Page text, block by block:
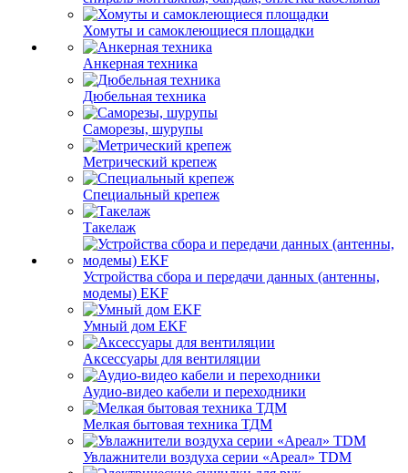
Хомуты и самоклеющиеся площадки
Анкерная техника
Дюбельная техника
Саморезы, шурупы
Метрический крепеж
Специальный крепеж
Такелаж
Устройства сбора и передачи данных (антенны,
модемы) EKF
Умный дом EKF
Аксессуары для вентиляции
Аудио-видео кабели и переходники
Мелкая бытовая техника ТДМ
Увлажнители воздуха серии «Ареал» TDM